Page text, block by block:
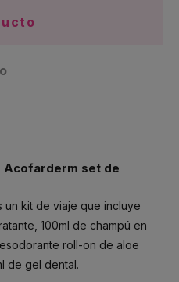
Acofarderm set de
un kit de viaje que incluye
100ml de champú en
roll-on de aloe
de gel dental.